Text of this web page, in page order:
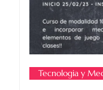
Tecnologia y